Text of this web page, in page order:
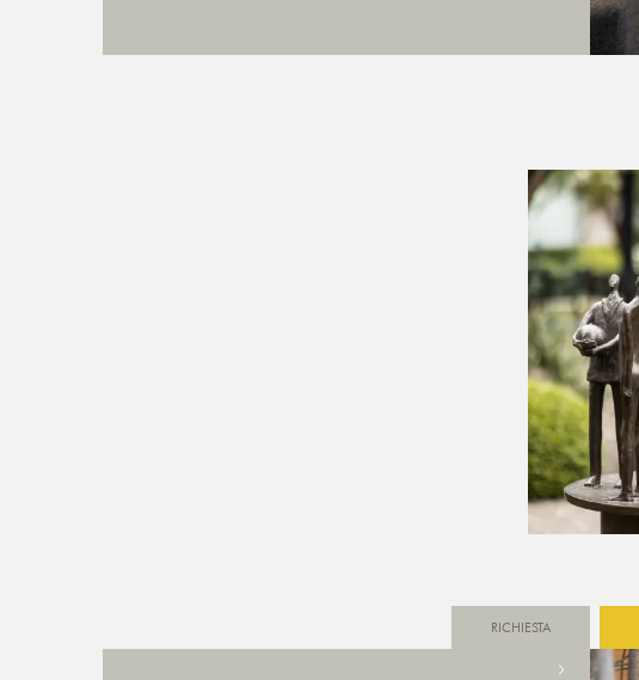
RICHIESTA